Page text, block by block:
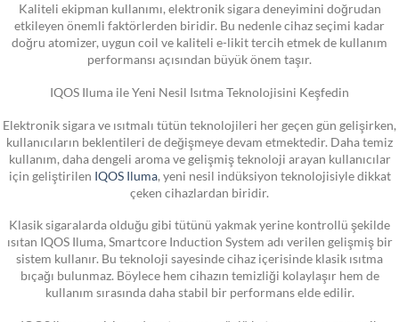
Kaliteli ekipman kullanımı, elektronik sigara deneyimini doğrudan
etkileyen önemli faktörlerden biridir. Bu nedenle cihaz seçimi kadar
doğru atomizer, uygun coil ve kaliteli e-likit tercih etmek de kullanım
performansı açısından büyük önem taşır.
IQOS Iluma ile Yeni Nesil Isıtma Teknolojisini Keşfedin
Elektronik sigara ve ısıtmalı tütün teknolojileri her geçen gün gelişirken,
kullanıcıların beklentileri de değişmeye devam etmektedir. Daha temiz
kullanım, daha dengeli aroma ve gelişmiş teknoloji arayan kullanıcılar
için geliştirilen IQOS Iluma, yeni nesil indüksiyon teknolojisiyle dikkat
çeken cihazlardan biridir.
Klasik sigaralarda olduğu gibi tütünü yakmak yerine kontrollü şekilde
ısıtan IQOS Iluma, Smartcore Induction System adı verilen gelişmiş bir
sistem kullanır. Bu teknoloji sayesinde cihaz içerisinde klasik ısıtma
bıçağı bulunmaz. Böylece hem cihazın temizliği kolaylaşır hem de
kullanım sırasında daha stabil bir performans elde edilir.